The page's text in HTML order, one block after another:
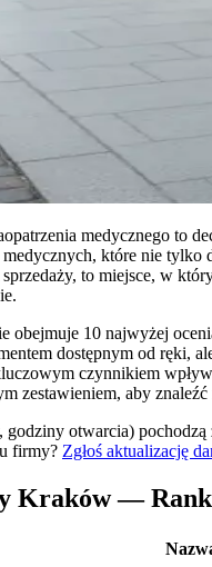
medycznego to
które nie tylko
to miejsce, w
obejmuje 10 najwyżej
dostępnym od ręki,
czynnikiem
zestawieniem, aby
godziny otwarcia)
firmy? Zgłoś aktualizację
Kraków —